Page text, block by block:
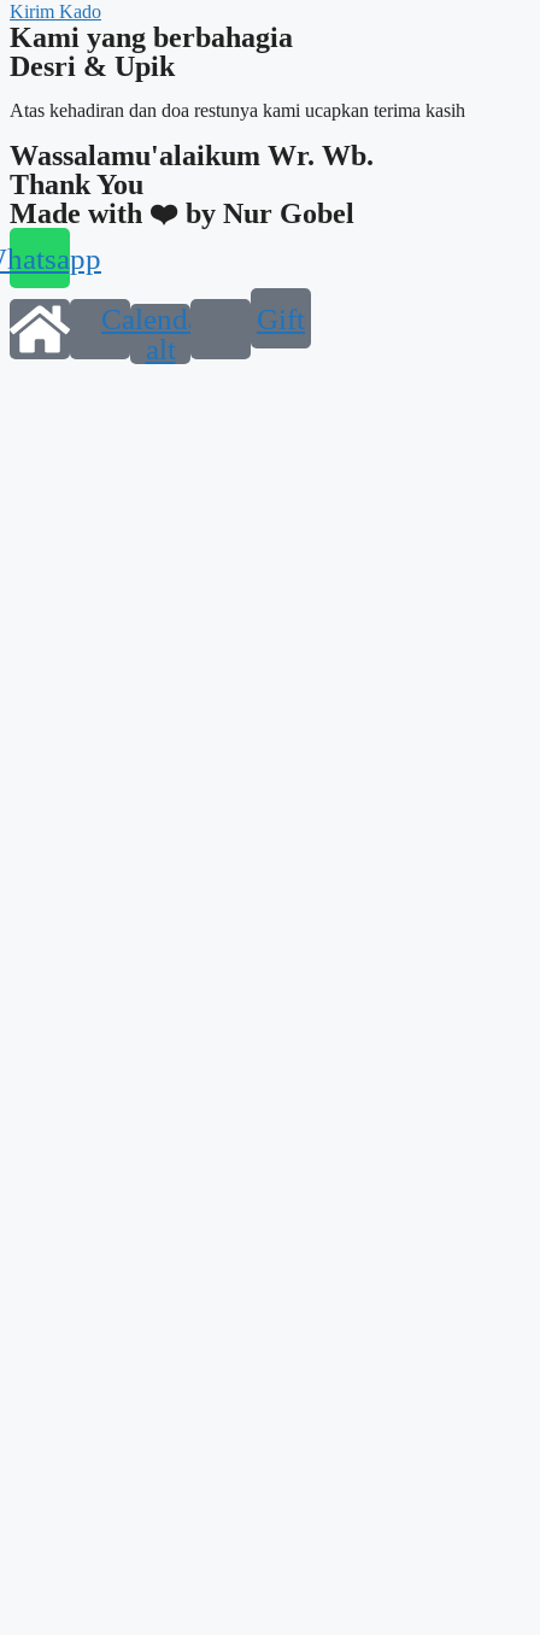
Kirim Kado
Kami yang berbahagia
Desri & Upik
Atas kehadiran dan doa restunya kami ucapkan terima kasih​​
Wassalamu'alaikum Wr. Wb.
Thank You
Made with ❤️ by Nur Gobel
Calendar-
alt
Gift